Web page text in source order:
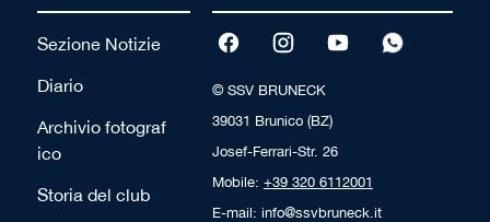
Sezione Notizie
Diario
Archivio fotograf
ico
Storia del club
© SSV BRUNECK
39031 Brunico (BZ)
Josef-Ferrari-Str. 26
Mobile: +39 320 6112001
E-mail: info@ssvbruneck.it